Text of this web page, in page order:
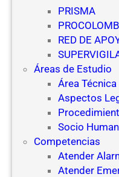
PRISMA
RED DE
Áreas de Estudio
Área Técnica
Aspectos
Socio
Competencias
Atender
Atender